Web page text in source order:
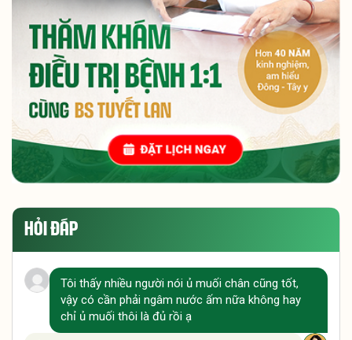
HỎI ĐÁP
Tôi thấy nhiều người nói ủ muối chân cũng tốt,
vậy có cần phải ngâm nước ấm nữa không hay
chỉ ủ muối thôi là đủ rồi ạ